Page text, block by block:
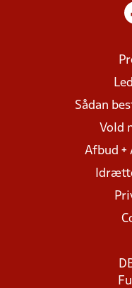
Sådan
Vold
Afbud +